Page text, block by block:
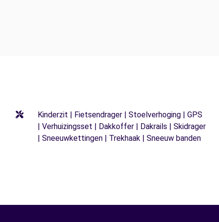
Kinderzit | Fietsendrager | Stoelverhoging | GPS
| Verhuizingsset | Dakkoffer | Dakrails | Skidrager
| Sneeuwkettingen | Trekhaak | Sneeuw banden